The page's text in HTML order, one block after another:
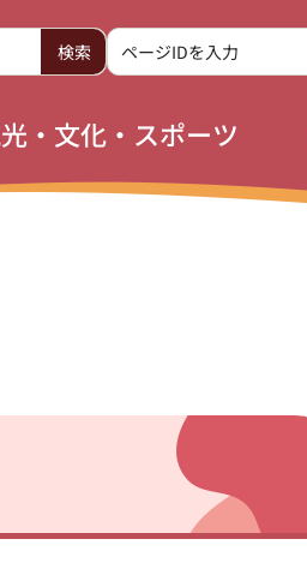
・文化・スポーツ